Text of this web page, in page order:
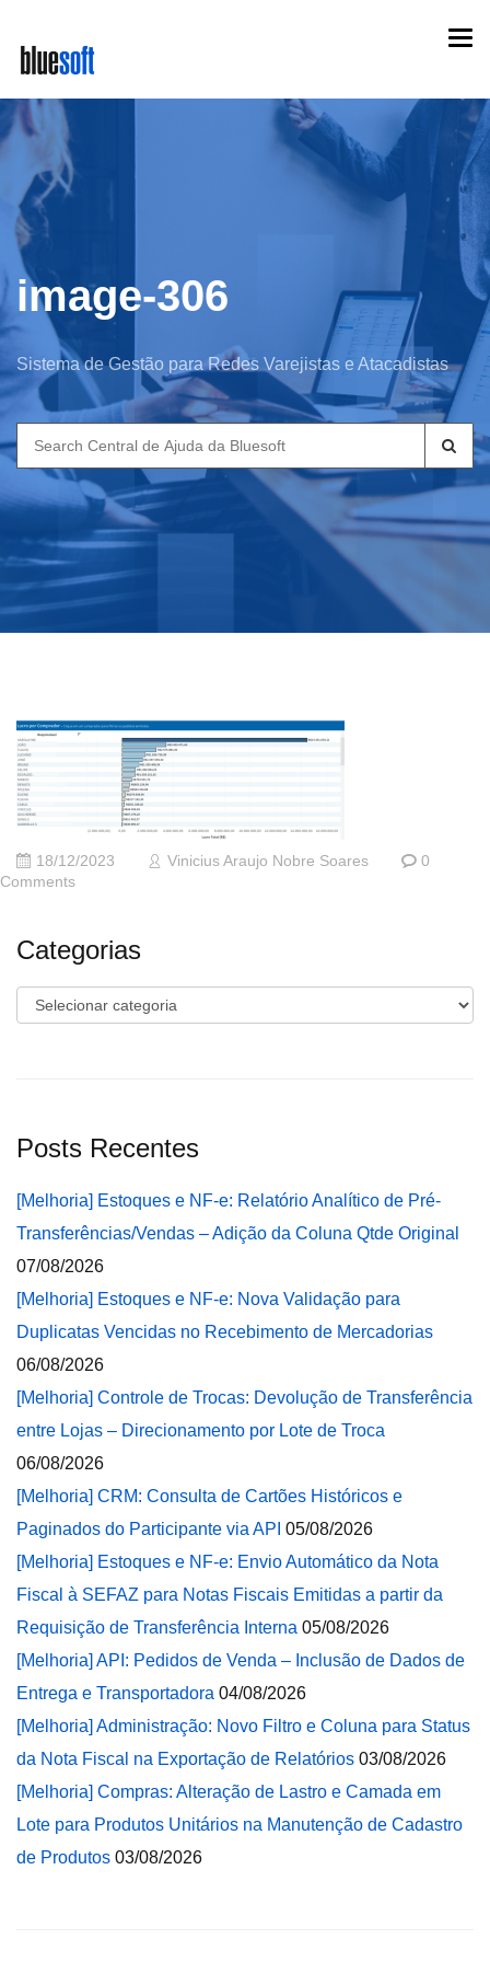
main
content
image-306
Sistema de Gestão para Redes Varejistas e Atacadistas
Search
for:
18/12/2023 Vinicius Araujo Nobre Soares
0
Comments
Categorias
Categorias
Posts Recentes
[Melhoria] Estoques e NF-e: Relatório Analítico de Pré-
Transferências/Vendas – Adição da Coluna Qtde Original
07/08/2026
[Melhoria] Estoques e NF-e: Nova Validação para
Duplicatas Vencidas no Recebimento de Mercadorias
06/08/2026
[Melhoria] Controle de Trocas: Devolução de Transferência
entre Lojas – Direcionamento por Lote de Troca
06/08/2026
[Melhoria] CRM: Consulta de Cartões Históricos e
Paginados do Participante via API 05/08/2026
[Melhoria] Estoques e NF-e: Envio Automático da Nota
Fiscal à SEFAZ para Notas Fiscais Emitidas a partir da
Requisição de Transferência Interna 05/08/2026
[Melhoria] API: Pedidos de Venda – Inclusão de Dados de
Entrega e Transportadora 04/08/2026
[Melhoria] Administração: Novo Filtro e Coluna para Status
da Nota Fiscal na Exportação de Relatórios 03/08/2026
[Melhoria] Compras: Alteração de Lastro e Camada em
Lote para Produtos Unitários na Manutenção de Cadastro
de Produtos 03/08/2026